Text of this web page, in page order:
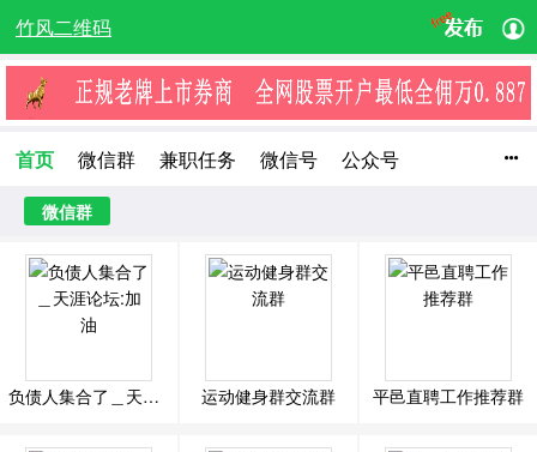
竹风二维码
首页 微信群 兼职任务 微信号
公众号
微商货源

微信群
负债人集合了＿天涯论坛:加油 运动健身群交流群 平邑直聘工作推荐群